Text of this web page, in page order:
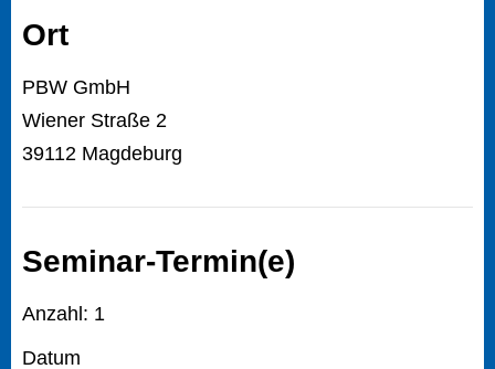
Ort
PBW GmbH
Wiener Straße 2
39112 Magdeburg
Seminar-Termin(e)
Anzahl: 1
Datum